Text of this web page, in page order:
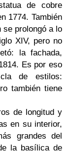
de cobre
1774. También
prolongó a lo
XIV, pero no
la fachada,
Es por eso
de estilos:
también tiene
de longitud y
en su interior,
grandes del
la basílica de